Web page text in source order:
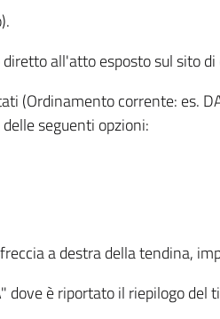
all'atto esposto sul sito
(Ordinamento corrente: es.
seguenti opzioni:
a destra della tendina,
dove è riportato il riepilogo